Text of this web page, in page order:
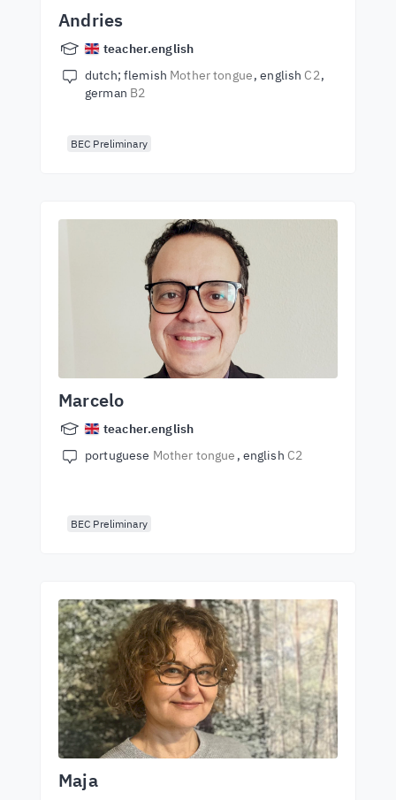
Andries
teacher.english
dutch; flemish Mother tongue english C2
german B2
BEC Preliminary
Marcelo
teacher.english
portuguese Mother tongue english C2
BEC Preliminary
Maja